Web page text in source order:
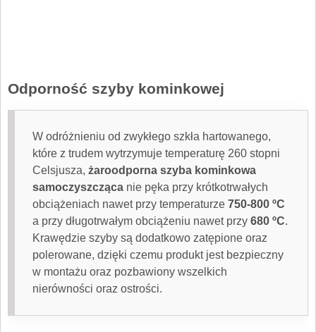
Odporność szyby kominkowej
W odróżnieniu od zwykłego szkła hartowanego,
które z trudem wytrzymuje temperaturę 260 stopni
Celsjusza, żaroodporna szyba kominkowa
samoczyszcząca nie pęka przy krótkotrwałych
obciążeniach nawet przy temperaturze 750-800 ºC
a przy długotrwałym obciążeniu nawet przy 680 ºC.
Krawędzie szyby są dodatkowo zatępione oraz
polerowane, dzięki czemu produkt jest bezpieczny
w montażu oraz pozbawiony wszelkich
nierówności oraz ostrości.